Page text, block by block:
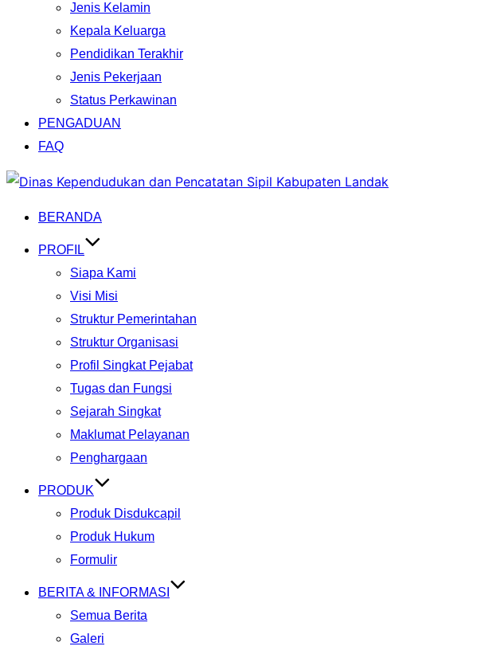
Jenis Kelamin
Kepala Keluarga
Pendidikan Terakhir
Jenis Pekerjaan
Status Perkawinan
PENGADUAN
FAQ
Skip
content
BERANDA
PROFIL
Siapa Kami
Visi Misi
Struktur Pemerintahan
Struktur Organisasi
Profil Singkat Pejabat
Tugas dan Fungsi
Sejarah Singkat
Maklumat Pelayanan
Penghargaan
PRODUK
Produk Disdukcapil
Produk Hukum
Formulir
BERITA & INFORMASI
Semua Berita
Galeri